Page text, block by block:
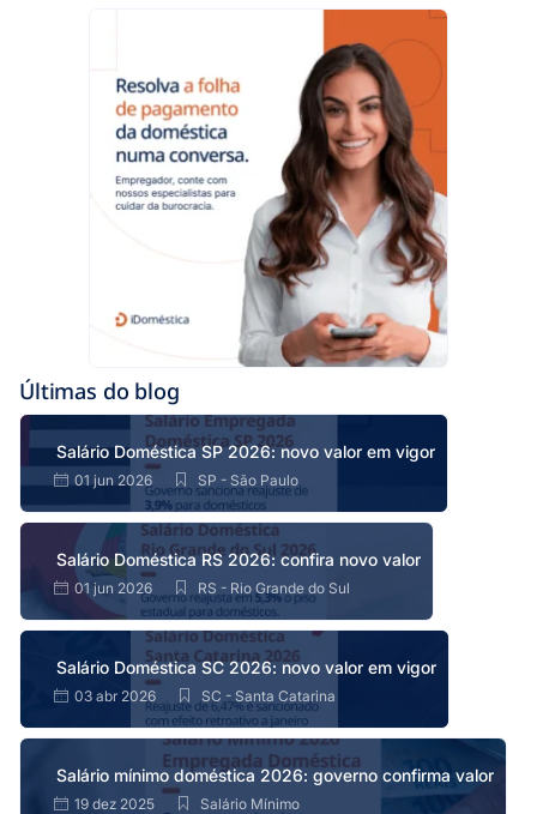
Últimas do blog
Salário Doméstica SP 2026: novo valor em vigor
01 jun 2026 SP - São Paulo
Salário Doméstica RS 2026: confira novo valor
01 jun 2026 RS - Rio Grande do Sul
Salário Doméstica SC 2026: novo valor em vigor
03 abr 2026 SC - Santa Catarina
Salário mínimo doméstica 2026: governo confirma valor
19 dez 2025 Salário Mínimo